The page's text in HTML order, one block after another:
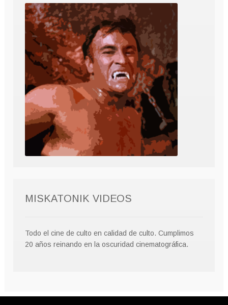
MISKATONIK VIDEOS
Todo el cine de culto en calidad de culto. Cumplimos
20 años reinando en la oscuridad cinematográfica.